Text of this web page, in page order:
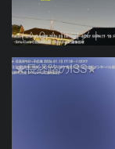
（＾０＾）コメト
★長経路のISS★